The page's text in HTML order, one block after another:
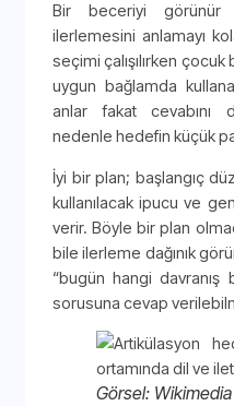
Bir beceriyi görünür
ilerlemesini anlamayı
seçimi çalışılırken
uygun bağlamda
anlar fakat cevabını
nedenle hedefin küçük
İyi bir plan; başlangıç
kullanılacak ipucu ve
verir. Böyle bir plan
bile ilerleme dağınık
“bugün hangi davranış
sorusuna cevap
Görsel: